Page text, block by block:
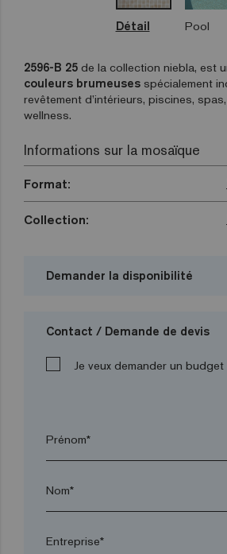
Détail Pool
2596-B 25 de la collection niebla, est
couleurs brumeuses spécialement
revêtement d’intérieurs, piscines,
wellness.
Informations sur la mosaïque
Format:
Collection:
Demander la disponibilité
Contact / Demande de devis
Je veux demander un budget
Prénom*
Nom*
Entreprise*